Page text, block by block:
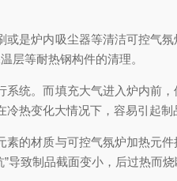
炉内吸尘器等清洁可控气
层等耐热钢构件的清理。
。而填充大气进入炉内前
热变化大情况下，容易引起制
材质与可控气氛炉加热元
致制品截面变小，后过热而烧